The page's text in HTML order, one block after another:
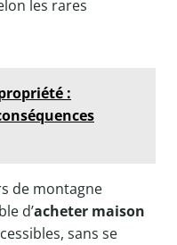
les rares
:
de montagne
d’acheter maison
sans se